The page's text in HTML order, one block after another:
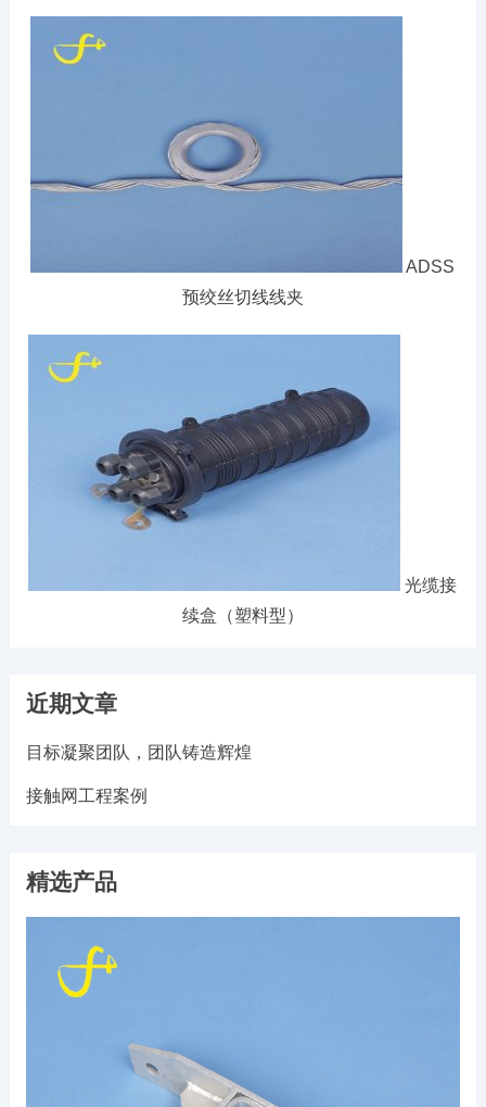
ADSS
预绞丝切线线夹
光缆接
续盒（塑料型）
近期文章
目标凝聚团队，团队铸造辉煌
接触网工程案例
精选产品